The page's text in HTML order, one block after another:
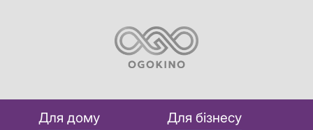
Для дому Для бізнесу